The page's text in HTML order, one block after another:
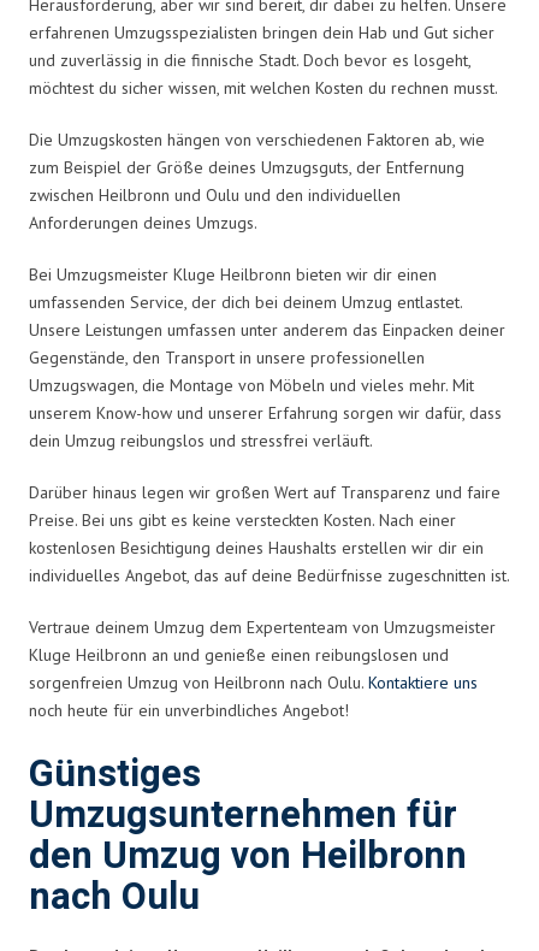
Herausforderung, aber wir sind bereit, dir dabei zu helfen. Unsere
erfahrenen Umzugsspezialisten bringen dein Hab und Gut sicher
und zuverlässig in die finnische Stadt. Doch bevor es losgeht,
möchtest du sicher wissen, mit welchen Kosten du rechnen musst.
Die Umzugskosten hängen von verschiedenen Faktoren ab, wie
zum Beispiel der Größe deines Umzugsguts, der Entfernung
zwischen Heilbronn und Oulu und den individuellen
Anforderungen deines Umzugs.
Bei Umzugsmeister Kluge Heilbronn bieten wir dir einen
umfassenden Service, der dich bei deinem Umzug entlastet.
Unsere Leistungen umfassen unter anderem das Einpacken deiner
Gegenstände, den Transport in unsere professionellen
Umzugswagen, die Montage von Möbeln und vieles mehr. Mit
unserem Know-how und unserer Erfahrung sorgen wir dafür, dass
dein Umzug reibungslos und stressfrei verläuft.
Darüber hinaus legen wir großen Wert auf Transparenz und faire
Preise. Bei uns gibt es keine versteckten Kosten. Nach einer
kostenlosen Besichtigung deines Haushalts erstellen wir dir ein
individuelles Angebot, das auf deine Bedürfnisse zugeschnitten ist.
Vertraue deinem Umzug dem Expertenteam von Umzugsmeister
Kluge Heilbronn an und genieße einen reibungslosen und
sorgenfreien Umzug von Heilbronn nach Oulu. Kontaktiere uns
noch heute für ein unverbindliches Angebot!
Günstiges
Umzugsunternehmen für
den Umzug von Heilbronn
nach Oulu